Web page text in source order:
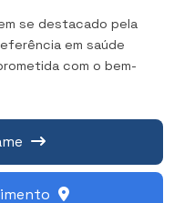
se destacado pela
em saúde
com o bem-